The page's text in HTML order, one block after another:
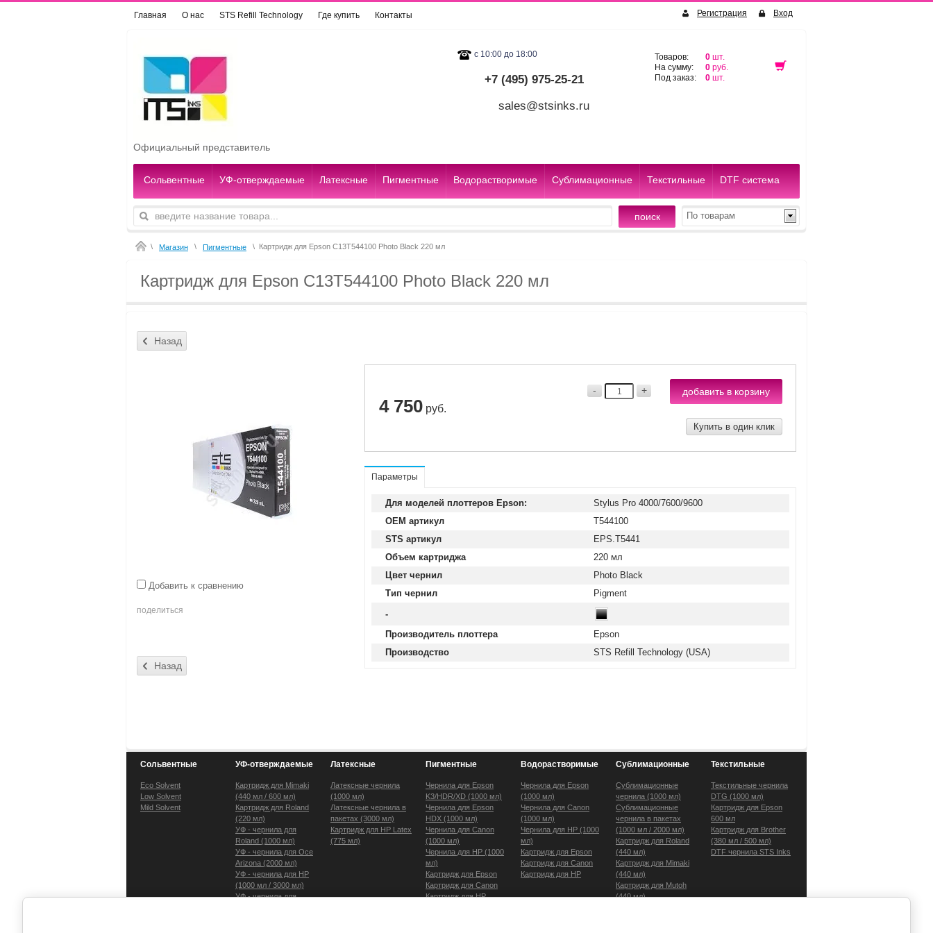
Регистрация Вход
Главная О нас STS Refill Technology Где купить Контакты
Официальный представитель
с 10:00 до 18:00
+7 (495) 975-25-21
sales@stsinks.ru
Товаров: 0 шт.
На сумму:
0 руб.
Под заказ:
0 шт.
Сольвентные УФ-отверждаемые Латексные Пигментные Водорастворимые Сублимационные Текстильные DTF система
По товарам
\ Магазин \ Пигментные \ Картридж для Epson C13T544100 Photo Black 220 мл
Картридж для Epson C13T544100 Photo Black 220 мл
Добавить к сравнению
поделиться
4 750 руб.
добавить в корзину
Купить в один клик
Параметры
Для моделей плоттеров Epson:
Stylus Pro 4000/7600/9600
OEM артикул
T544100
STS артикул
EPS.T5441
Объем картриджа
220 мл
Цвет чернил
Photo Black
Тип чернил
Pigment
-
Производитель плоттера
Epson
Производство
STS Refill Technology (USA)
Сольвентные
Eco Solvent
Low Solvent
Mild Solvent
УФ-отверждаемые
Картридж для Mimaki
(440 мл / 600 мл)
Картридж для Roland
(220 мл)
УФ - чернила для
Roland (1000 мл)
УФ - чернила для Oce
Arizona (2000 мл)
УФ - чернила для HP
(1000 мл / 3000 мл)
УФ - чернила для
Латексные
Латексные чернила
(1000 мл)
Латексные чернила в
пакетах (3000 мл)
Картридж для HP Latex
(775 мл)
Пигментные
Чернила для Epson
K3/HDR/XD (1000 мл)
Чернила для Epson
HDX (1000 мл)
Чернила для Canon
(1000 мл)
Чернила для HP (1000
мл)
Картридж для Epson
Картридж для Canon
Картридж для HP
Водорастворимые
Чернила для Epson
(1000 мл)
Чернила для Canon
(1000 мл)
Чернила для HP (1000
мл)
Картридж для Epson
Картридж для Canon
Картридж для HP
Сублимационные
Сублимационные
чернила (1000 мл)
Сублимационные
чернила в пакетах
(1000 мл / 2000 мл)
Картридж для Roland
(440 мл)
Картридж для Mimaki
(440 мл)
Картридж для Mutoh
(440 мл)
Текстильные
Текстильные чернила
DTG (1000 мл)
Картридж для Epson
600 мл
Картридж для Brother
(380 мл / 500 мл)
DTF чернила STS Inks